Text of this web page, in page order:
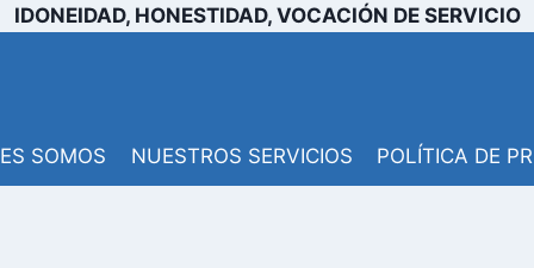
IDONEIDAD, HONESTIDAD, VOCACIÓN DE SERVICIO
SOMOS NUESTROS SERVICIOS POLÍTICA DE